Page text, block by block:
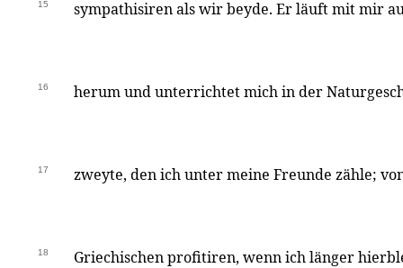
15 sympathisiren als wir beyde. Er läuft mit mir
16 herum und unterrichtet mich in der
17 zweyte, den ich unter meine Freunde zähle;
18 Griechischen profitiren, wenn ich länger